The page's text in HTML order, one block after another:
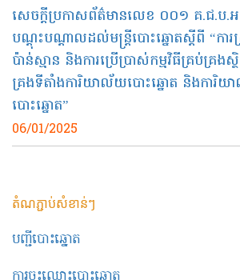
សេចក្តីប្រកាសព័ត៌មានលេខ​ ០០១​ គ.ជ.ប.អគ្
បណ្ដុះបណ្ដាលដល់មន្ត្រីបោះឆ្នោតស្ដីពី “ការ
ប៉ាន់ស្មាន និងការប្រើប្រាស់កម្មវិធីគ្រប់គ្រង
គ្រងទីតាំងការិយាល័យបោះឆ្នោត និងការិ
បោះឆ្នោត”
06/01/2025
តំណភ្ជាប់សំខាន់ៗ
បញ្ជីបោះឆ្នោត